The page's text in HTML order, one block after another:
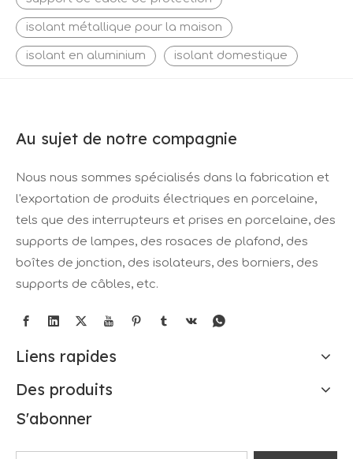
isolant métallique pour la maison
isolant en aluminium isolant domestique
Au sujet de notre compagnie
Nous nous sommes spécialisés dans la fabrication et
l'exportation de produits électriques en porcelaine,
tels que des interrupteurs et prises en porcelaine, des
supports de lampes, des rosaces de plafond, des
boîtes de jonction, des isolateurs, des borniers, des
supports de câbles, etc.
Liens rapides
Des produits
S'abonner